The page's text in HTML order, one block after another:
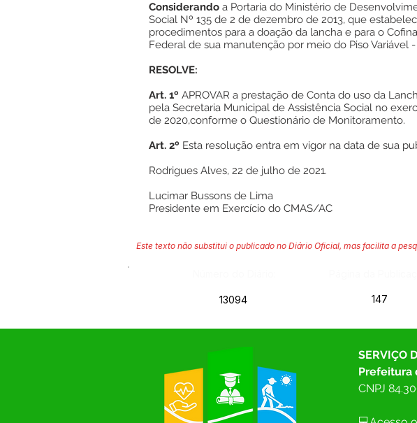
Considerando a Portaria do Ministério de
Social Nº 135 de 2 de dezembro de 2013, que
procedimentos para a doação da lancha e para o
Federal de sua manutenção por meio do Piso Variável -
RESOLVE:
Art. 1º APROVAR a prestação de Conta do uso da
pela Secretaria Municipal de Assistência Social no
de 2020,conforme o Questionário de Monitoramento.
Art. 2º Esta resolução entra em vigor na data de sua
Rodrigues Alves, 22 de julho de 2021.
Lucimar Bussons de Lima
Presidente em Exercício do CMAS/AC
Este texto não substitui o publicado no Diário Oficial, mas facilita a
13094 147
SERVIÇO
Prefeitura
CNPJ